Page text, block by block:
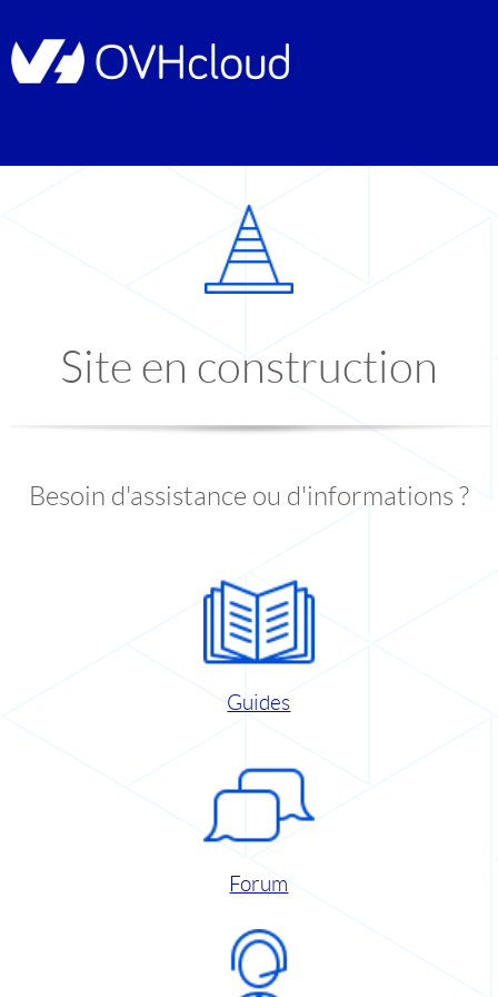
Site en construction
Besoin d'assistance ou d'informations ?
Guides
Forum